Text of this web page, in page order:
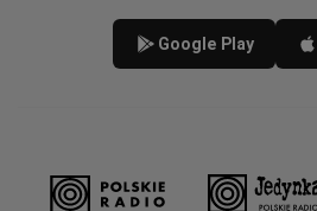
Google Play